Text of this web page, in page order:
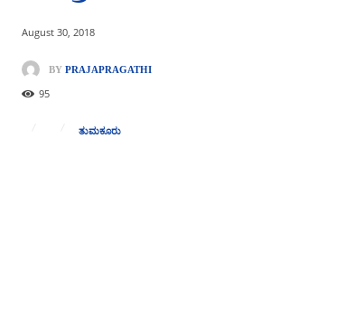
August 30, 2018
BY PRAJAPRAGATHI
95
ತುಮಕೂರು